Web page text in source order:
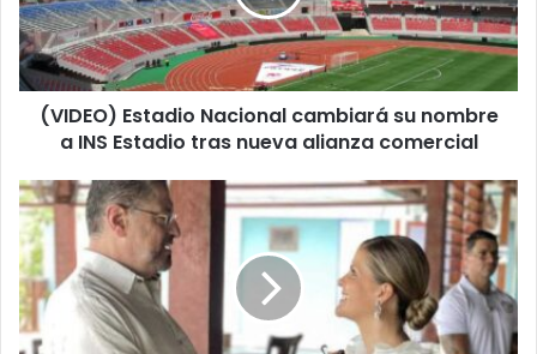
nombre
a
INS
Estadio
tras
nueva
comercial
(VIDEO) Estadio Nacional cambiará su nombre
a INS Estadio tras nueva alianza comercial
Foro
Nacional
de
Vivienda
acusa
al
Gobierno